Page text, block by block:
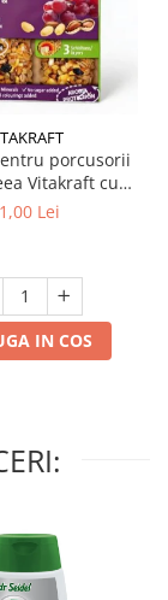
porcusorii
Vitakraft cu
& nuci 2 buc
Lei
IN COS